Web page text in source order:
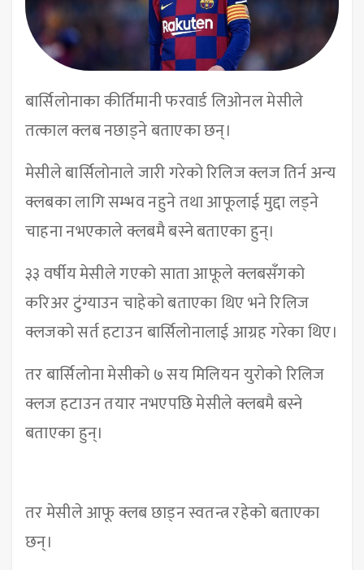
बार्सिलोनाका कीर्तिमानी फरवार्ड लिओनल मेसीले
तत्काल क्लब नछाड्ने बताएका छन्।
मेसीले बार्सिलोनाले जारी गरेको रिलिज क्लज तिर्न अन्य
क्लबका लागि सम्भव नहुने तथा आफूलाई मुद्दा लड्ने
चाहना नभएकाले क्लबमै बस्ने बताएका हुन्।
३३ वर्षीय मेसीले गएको साता आफूले क्लबसँगको
करिअर टुंग्याउन चाहेको बताएका थिए भने रिलिज
क्लजको सर्त हटाउन बार्सिलोनालाई आग्रह गरेका थिए।
तर बार्सिलोना मेसीको ७ सय मिलियन युरोको रिलिज
क्लज हटाउन तयार नभएपछि मेसीले क्लबमै बस्ने
बताएका हुन्।
तर मेसीले आफू क्लब छाड्न स्वतन्त्र रहेको बताएका
छन्।